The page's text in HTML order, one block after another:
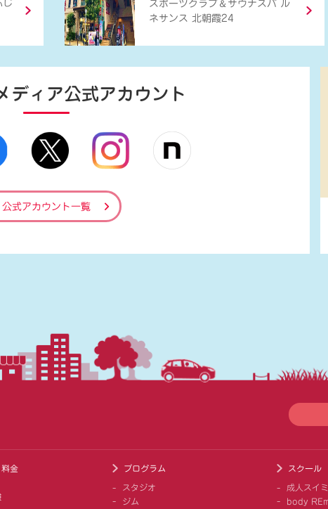
じ
スポーツクラブ
サウナスパ ル
ネサンス 北朝霞24
ディア公式アカウント
公式アカウント一覧
料金 プログラム
スタジオ
ジム
スクール
成人スイ
body